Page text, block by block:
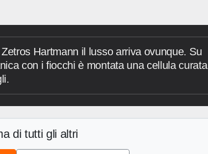
Hartmann il lusso arriva ovunque. Su
con i fiocchi è montata una cellula curata
di tutti gli altri